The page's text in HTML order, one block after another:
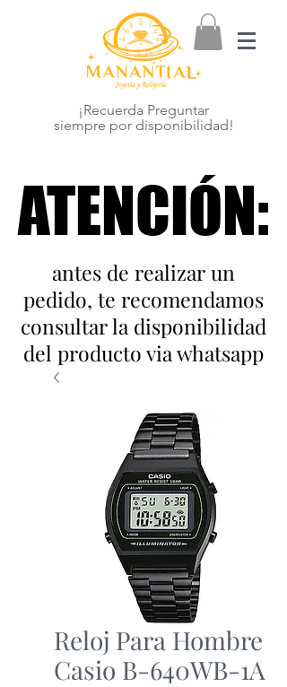
¡Recuerda Preguntar
siempre por disponibilidad!
ATENCIÓN:
ATENCIÓN:
antes de realizar un
pedido, te recomendamos
consultar la disponibilidad
del producto via whatsapp
Reloj Para Hombre
Casio B-640WB-1A